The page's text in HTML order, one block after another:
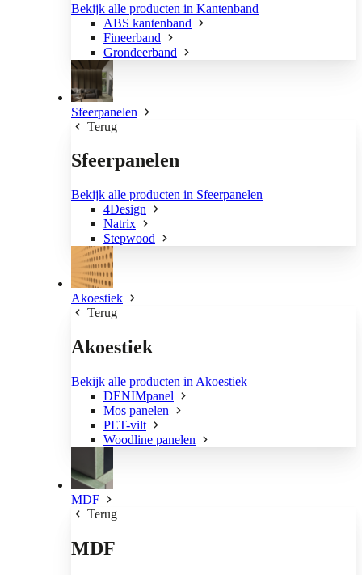
Bekijk alle producten in Kantenband
ABS kantenband
Fineerband
Grondeerband
Sfeerpanelen
Terug
Sfeerpanelen
Bekijk alle producten in Sfeerpanelen
4Design
Natrix
Stepwood
Akoestiek
Terug
Akoestiek
Bekijk alle producten in Akoestiek
DENIMpanel
Mos panelen
PET-vilt
Woodline panelen
MDF
Terug
MDF